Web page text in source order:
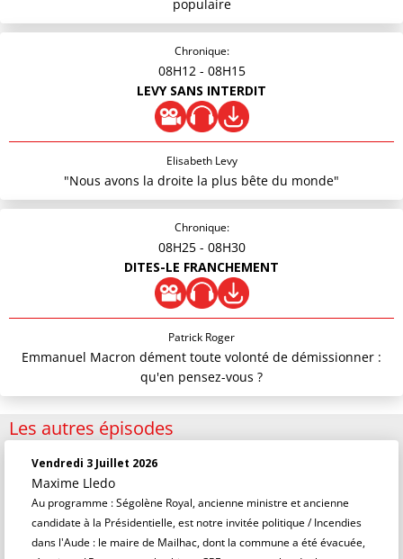
populaire
Chronique:
08H12 - 08H15
LEVY SANS INTERDIT
Elisabeth Levy
"Nous avons la droite la plus bête du monde"
Chronique:
08H25 - 08H30
DITES-LE FRANCHEMENT
Patrick Roger
Emmanuel Macron dément toute volonté de démissionner :
qu'en pensez-vous ?
Les autres épisodes
Vendredi 3 Juillet 2026
Maxime Lledo
Au programme : Ségolène Royal, ancienne ministre et ancienne
candidate à la Présidentielle, est notre invitée politique / Incendies
dans l'Aude : le maire de Mailhac, dont la commune a été évacuée,